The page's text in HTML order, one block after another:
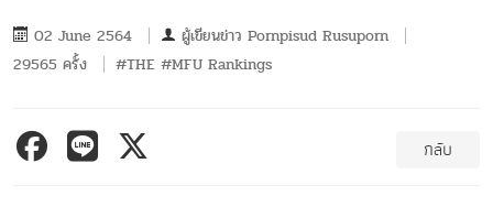
02 June 2564 ผู้เขียนข่าว Pornpisud Rusuporn
29565 ครั้ง
#THE #MFU Rankings
กลับ